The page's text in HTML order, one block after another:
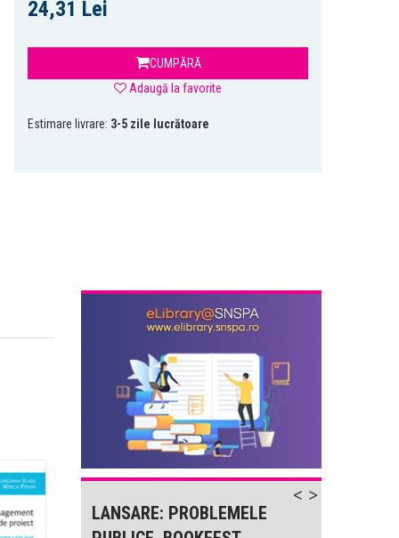
24,31 Lei
CUMPĂRĂ
Adaugă la favorite
Estimare livrare: 3-5 zile lucrătoare
LANSARE: PROBLEMELE